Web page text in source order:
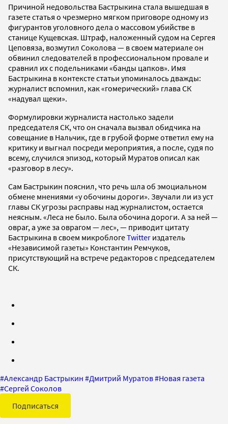
Причиной недовольства Бастрыкина стала вышедшая в
газете статья о чрезмерно мягком приговоре одному из
фигурантов уголовного дела о массовом убийстве в
станице Кущевская. Штраф, наложенный судом на Сергея
Цеповяза, возмутил Соколова — в своем материале он
обвинил следователей в профессиональном провале и
сравнил их с подельниками «банды цапков». Имя
Бастрыкина в контексте статьи упоминалось дважды:
журналист вспомнил, как «гомерический» глава СК
«надувал щеки».
Формулировки журналиста настолько задели
председателя СК, что он сначала вызвал обидчика на
совещание в Нальчик, где в грубой форме ответил ему на
критику и выгнал посреди мероприятия, а после, судя по
всему, случился эпизод, который Муратов описал как
«разговор в лесу».
Сам Бастрыкин пояснил, что речь шла об эмоциальном
обмене мнениями «у обочины дороги». Звучали ли из уст
главы СК угрозы расправы над журналистом, остается
неясным. «Леса не было. Была обочина дороги. А за ней —
овраг, а уже за оврагом — лес», — приводит цитату
Бастрыкина в своем микроблогеTwitter издатель
«Независимой газеты» Константин Ремчуков,
присутствующий на встрече редакторов с председателем
СК.
#Александр Бастрыкин #Дмитрий Муратов#Новая газета
#Сергей Соколов
Подписаться